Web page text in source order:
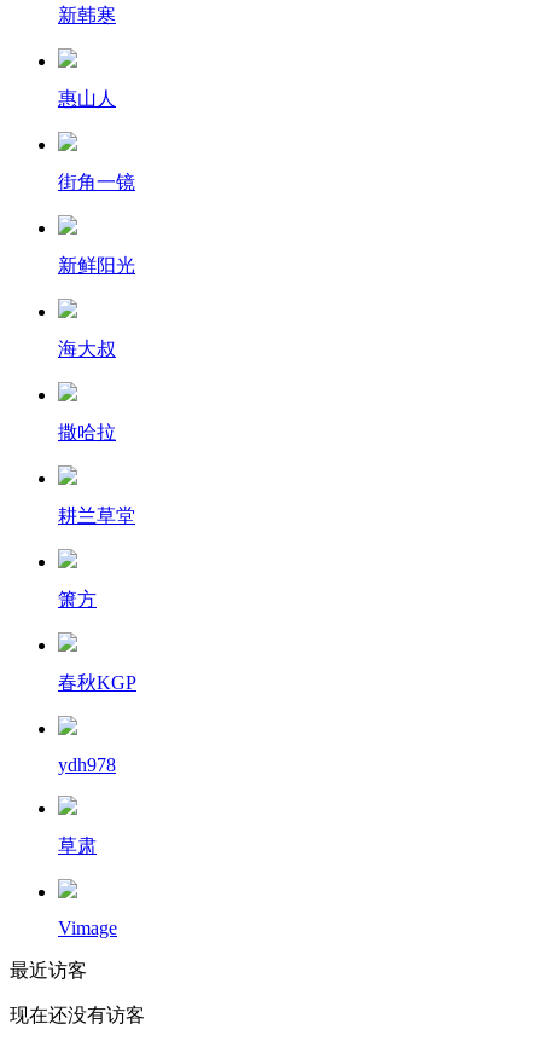
新韩寒
惠山人
街角一镜
新鲜阳光
海大叔
撒哈拉
耕兰草堂
箫方
春秋KGP
ydh978
草肃
Vimage
最近访客
现在还没有访客